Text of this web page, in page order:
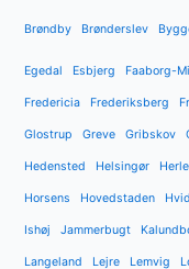
Brøndby Brønderslev
Egedal Esbjerg Faaborg-
Fredericia Frederiksberg
Glostrup Greve Gribskov
Hedensted Helsingør
Horsens Hovedstaden
Ishøj Jammerbugt
Langeland Lejre Lemvig